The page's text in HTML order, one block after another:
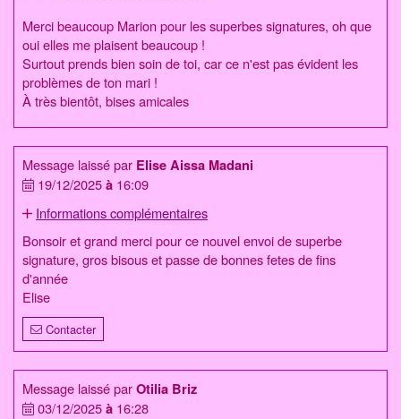
Merci beaucoup Marion pour les superbes signatures, oh que
oui elles me plaisent beaucoup !
Surtout prends bien soin de toi, car ce n'est pas évident les
problèmes de ton mari !
À très bientôt, bises amicales
Message laissé par Elise Aissa Madani
19/12/2025à 16:09
Informations complémentaires
Bonsoir et grand merci pour ce nouvel envoi de superbe
signature, gros bisous et passe de bonnes fetes de fins
d'année
Elise
Contacter
Message laissé parOtilia Briz
03/12/2025à 16:28